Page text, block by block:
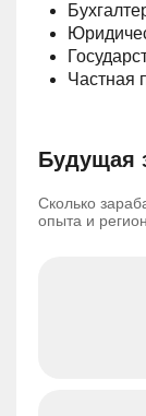
Частная
Будущая
Сколько
опыта и